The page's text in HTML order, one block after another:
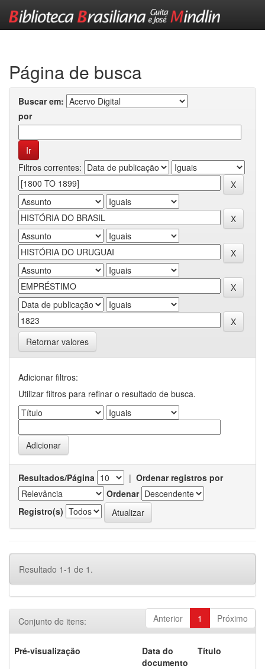
Página de busca
Buscar em:
por
Filtros correntes:
Retornar valores
Adicionar filtros:
Utilizar filtros para refinar o resultado de busca.
Resultados/Página | Ordenar registros por
Ordenar
Registro(s)
Resultado 1-1 de 1.
Anterior 1 Próximo
Conjunto de itens:
Pré-visualização
Data do
documento
Título